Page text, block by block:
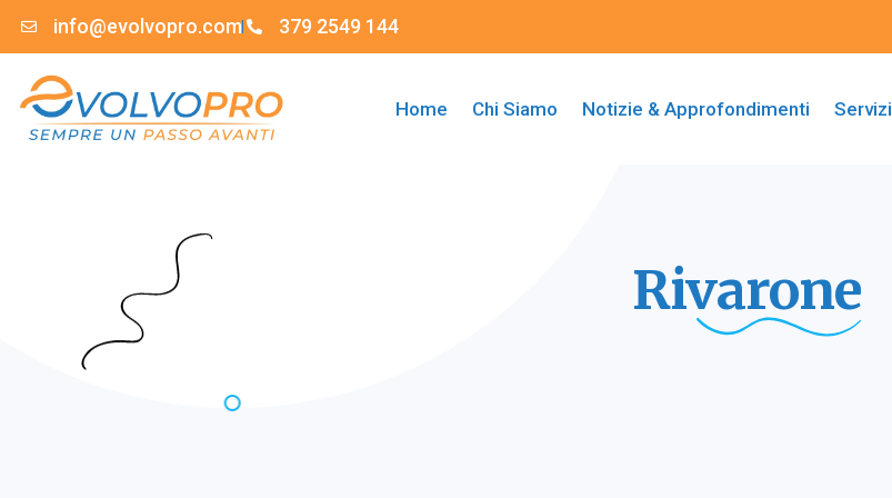
info@evolvopro.com 379 2549 144
Home Chi Siamo Notizie & Approfondimenti Servizi
Rivarone